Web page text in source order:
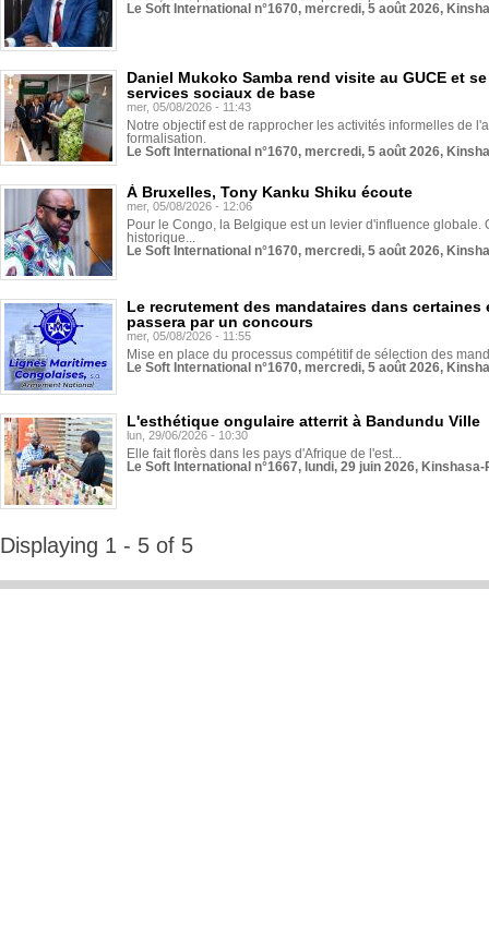
Le Soft International n°1670, mercredi, 5 août 2026,
Daniel Mukoko Samba rend visite au GUCE et
services sociaux de base
mer, 05/08/2026 - 11:43
Notre objectif est de rapprocher les activités informelles de
formalisation.
Le Soft International n°1670, mercredi, 5 août 2026,
À Bruxelles, Tony Kanku Shiku écoute
mer, 05/08/2026 - 12:06
Pour le Congo, la Belgique est un levier d'influence globale.
historique...
Le Soft International n°1670, mercredi, 5 août 2026,
Le recrutement des mandataires dans
passera par un concours
mer, 05/08/2026 - 11:55
Mise en place du processus compétitif de sélection des
Le Soft International n°1670, mercredi, 5 août 2026,
L'esthétique ongulaire atterrit à Bandundu Ville
lun, 29/06/2026 - 10:30
Elle fait florès dans les pays d'Afrique de l'est...
Le Soft International n°1667, lundi, 29 juin 2026,
Displaying 1 - 5 of 5